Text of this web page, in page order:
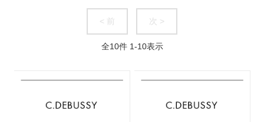
< 前 次 >
全10件 1-10表示